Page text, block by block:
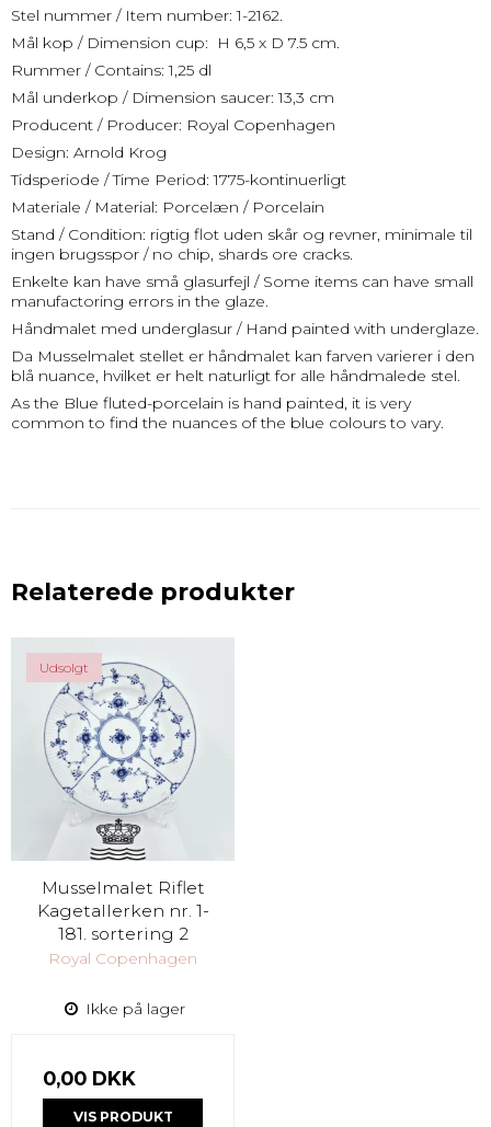
Stel nummer / Item number: 1-2162.
Mål kop / Dimension cup: H 6,5 x D 7.5 cm.
Rummer / Contains: 1,25 dl
Mål underkop / Dimension saucer: 13,3 cm
Producent / Producer: Royal Copenhagen
Design: Arnold Krog
Tidsperiode / Time Period: 1775-kontinuerligt
Materiale / Material: Porcelæn / Porcelain
Stand / Condition: rigtig flot uden skår og revner, minimale til
ingen brugsspor / no chip, shards ore cracks.
Enkelte kan have små glasurfejl / Some items can have small
manufactoring errors in the glaze.
Håndmalet med underglasur / Hand painted with underglaze.
Da Musselmalet stellet er håndmalet kan farven varierer i den
blå nuance, hvilket er helt naturligt for alle håndmalede stel.
As the Blue fluted-porcelain is hand painted, it is very
common to find the nuances of the blue colours to vary.
Relaterede produkter
Udsolgt
Musselmalet Riflet
Kagetallerken nr. 1-
181. sortering 2
Royal Copenhagen
Ikke på lager
0,00 DKK
VIS PRODUKT